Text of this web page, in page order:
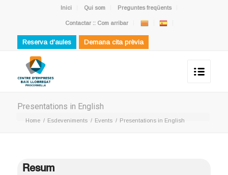
Inici Qui som Preguntes freqüents
Contactar :: Com arribar
Reserva d'aules Demana cita prèvia
Presentations in English
Home / Esdeveniments / Events / Presentations in English
Resum